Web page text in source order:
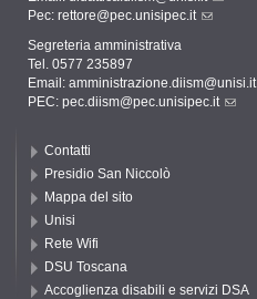
Pec: rettore@pec.unisipec.it
Segreteria amministrativa
Tel. 0577 235897
Email: amministrazione.diism@unisi.it
PEC: pec.diism@pec.unisipec.it
Contatti
Presidio San Niccolò
Mappa del sito
Unisi
Rete Wifi
DSU Toscana
Accoglienza disabili e servizi DSA